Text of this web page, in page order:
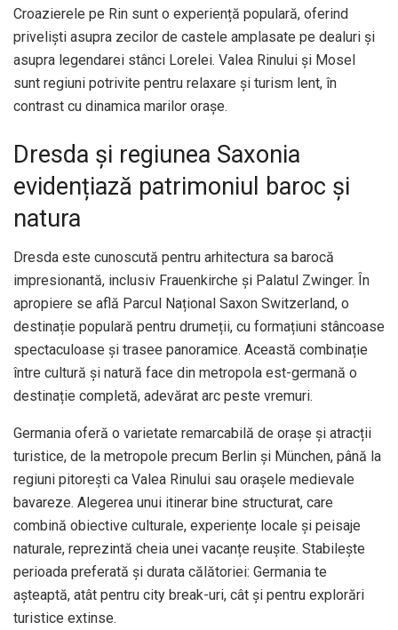
Croazierele pe Rin sunt o experiență populară, oferind
priveliști asupra zecilor de castele amplasate pe dealuri și
asupra legendarei stânci Lorelei. Valea Rinului și Mosel
sunt regiuni potrivite pentru relaxare și turism lent, în
contrast cu dinamica marilor orașe.
Dresda și regiunea Saxonia
evidențiază patrimoniul baroc și
natura
Dresda este cunoscută pentru arhitectura sa barocă
impresionantă, inclusiv Frauenkirche și Palatul Zwinger. În
apropiere se află Parcul Național Saxon Switzerland, o
destinație populară pentru drumeții, cu formațiuni stâncoase
spectaculoase și trasee panoramice. Această combinație
între cultură și natură face din metropola est-germană o
destinație completă, adevărat arc peste vremuri.
Germania oferă o varietate remarcabilă de orașe și atracții
turistice, de la metropole precum Berlin și München, până la
regiuni pitorești ca Valea Rinului sau orașele medievale
bavareze. Alegerea unui itinerar bine structurat, care
combină obiective culturale, experiențe locale și peisaje
naturale, reprezintă cheia unei vacanțe reușite. Stabilește
perioada preferată și durata călătoriei: Germania te
așteaptă, atât pentru city break-uri, cât și pentru explorări
turistice extinse.